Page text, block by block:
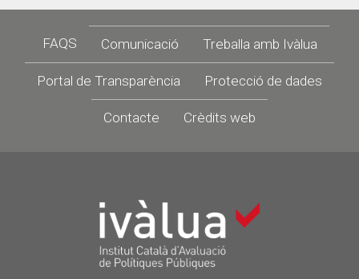
Footer
FAQS Comunicació Treballa amb Ivàlua
Portal de Transparència Protecció de dades
Contacte Crèdits web